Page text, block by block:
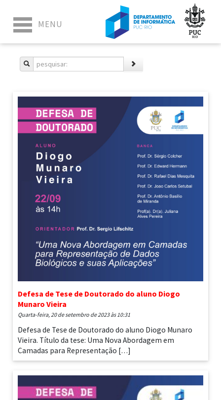
Defesa de Tese de Doutorado do aluno Diogo
Munaro Vieira
quarta-feira, 20 de setembro de 2023 às 10:31
Defesa de Tese de Doutorado do aluno Diogo Munaro
Vieira. Título da tese: Uma Nova Abordagem em
Camadas para Representação […]